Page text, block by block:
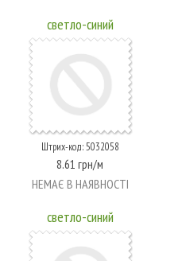
светло-синий
Штрих-код: 5032058
8.61 грн/м
НЕМАЄ В НАЯВНОСТІ
светло-синий